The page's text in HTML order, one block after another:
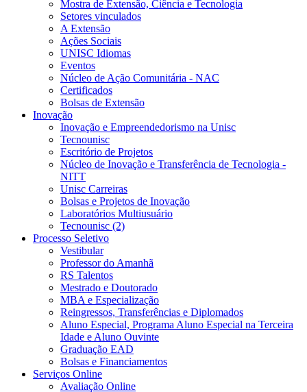
Mostra de Extensão, Ciência e Tecnologia
Setores vinculados
A Extensão
Ações Sociais
UNISC Idiomas
Eventos
Núcleo de Ação Comunitária - NAC
Certificados
Bolsas de Extensão
Inovação
Inovação e Empreendedorismo na Unisc
Tecnounisc
Escritório de Projetos
Núcleo de Inovação e Transferência de Tecnologia -
NITT
Unisc Carreiras
Bolsas e Projetos de Inovação
Laboratórios Multiusuário
Tecnounisc (2)
Processo Seletivo
Vestibular
Professor do Amanhã
RS Talentos
Mestrado e Doutorado
MBA e Especialização
Reingressos, Transferências e Diplomados
Aluno Especial, Programa Aluno Especial na Terceira
Idade e Aluno Ouvinte
Graduação EAD
Bolsas e Financiamentos
Serviços Online
Avaliação Online